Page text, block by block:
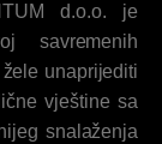
d.o.o. je
savremenih
unaprijediti
vještine sa
snalaženja